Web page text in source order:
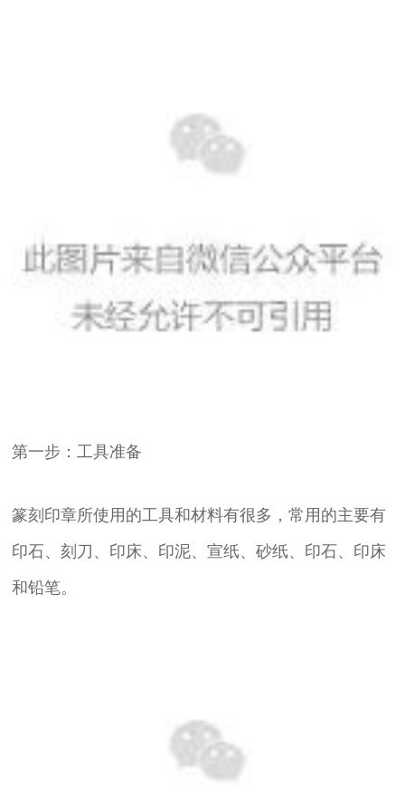
第一步：工具准备
篆刻印章所使用的工具和材料有很多，常用的主要有
印石、刻刀、印床、印泥、宣纸、砂纸、印石、印床
和铅笔。